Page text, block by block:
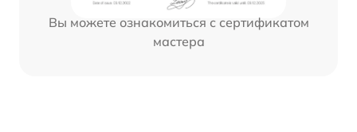
Вы можете ознакомиться с сертификатом
мастера